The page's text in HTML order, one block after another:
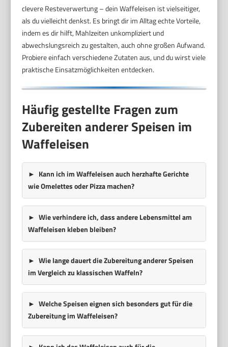
clevere Resteverwertung – dein Waffeleisen ist vielseitiger,
als du vielleicht denkst. Es bringt dir im Alltag echte Vorteile,
indem es dir hilft, Mahlzeiten unkompliziert und
abwechslungsreich zu gestalten, auch ohne großen Aufwand.
Probiere einfach verschiedene Zutaten aus, und du wirst viele
praktische Einsatzmöglichkeiten entdecken.
Häufig gestellte Fragen zum
Zubereiten anderer Speisen im
Waffeleisen
Kann ich im Waffeleisen auch herzhafte Gerichte
wie Omelettes oder Pizza machen?
Wie verhindere ich, dass andere Lebensmittel am
Waffeleisen kleben bleiben?
Wie lange dauert die Zubereitung anderer Speisen
im Vergleich zu klassischen Waffeln?
Welche Speisen eignen sich besonders gut für die
Zubereitung im Waffeleisen?